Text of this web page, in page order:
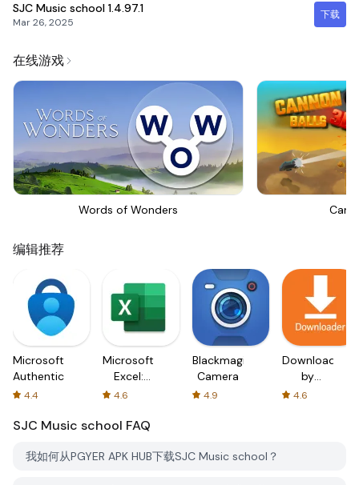
SJC Music school 1.4.97.1
Mar 26, 2025
下载
在线游戏
Words of Wonders
编辑推荐
Microsoft
Authenticator
4.4
Microsoft
Excel:
Spreadsheets
4.6
Blackmagic
Camera
4.9
Downloader
by
AFTVnews
4.6
SJC Music school FAQ
我如何从PGYER APK HUB下载SJC Music school？